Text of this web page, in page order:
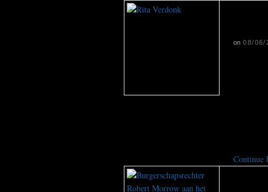
on 08/06/
Continue